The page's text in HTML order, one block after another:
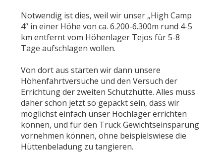
Notwendig ist dies, weil wir unser „High Camp
4“ in einer Höhe von ca. 6.200-6.300m rund 4-5
km entfernt vom Höhenlager Tejos für 5-8
Tage aufschlagen wollen.
Von dort aus starten wir dann unsere
Höhenfahrtversuche und den Versuch der
Errichtung der zweiten Schutzhütte. Alles muss
daher schon jetzt so gepackt sein, dass wir
möglichst einfach unser Hochlager errichten
können, und für den Truck Gewichtseinsparung
vornehmen können, ohne beispielswiese die
Hüttenbeladung zu tangieren.